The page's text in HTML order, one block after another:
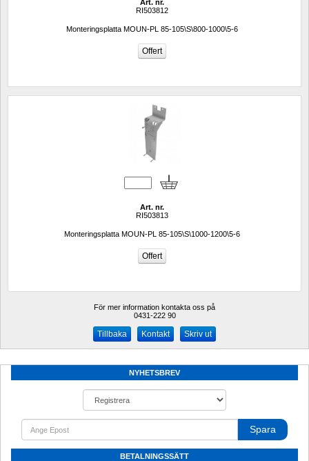
Art. nr.
RI503812
Monteringsplatta MOUN-PL 85-105\S\800-1000\5-6
Art. nr.
RI503813
Monteringsplatta MOUN-PL 85-105\S\1000-1200\5-6
För mer information kontakta oss på
0431-222 90
Kontakt Skriv ut
NYHETSBREV
Spara
BETALNINGSSÄTT